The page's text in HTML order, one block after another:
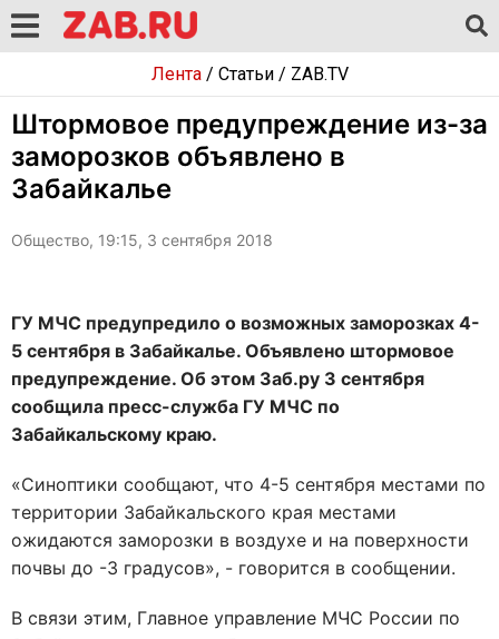
Лента/ Статьи/ ZAB.TV
Штормовое предупреждение из-за
заморозков объявлено в
Забайкалье
Общество, 19:15, 3 сентября 2018
ГУ МЧС предупредило о возможных заморозках 4-
5 сентября в Забайкалье. Объявлено штормовое
предупреждение. Об этом Заб.ру 3 сентября
сообщила пресс-служба ГУ МЧС по
Забайкальскому краю.
«Синоптики сообщают, что 4-5 сентября местами по
территории Забайкальского края местами
ожидаются заморозки в воздухе и на поверхности
почвы до -3 градусов», - говорится в сообщении.
В связи этим, Главное управление МЧС России по